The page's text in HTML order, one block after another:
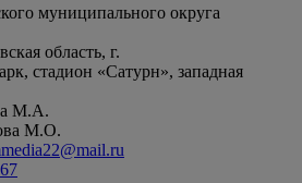
муниципального округа
область, г.
стадион «Сатурн», западная
М.А.
М.О.